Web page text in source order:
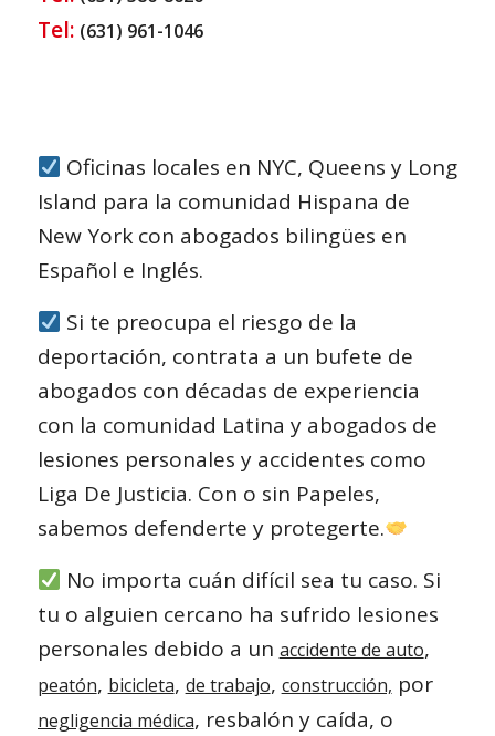
Tel: (631) 961-1046
Oficinas locales en NYC, Queens y Long
Island para la comunidad Hispana de
New York con abogados bilingües en
Español e Inglés.
Si te preocupa el riesgo de la
deportación, contrata a un bufete de
abogados con décadas de experiencia
con la comunidad Latina y abogados de
lesiones personales y accidentes como
Liga De Justicia. Con o sin Papeles,
sabemos defenderte y protegerte.
No importa cuán difícil sea tu caso. Si
tu o alguien cercano ha sufrido lesiones
personales debido a un accidente de auto,
peatón, bicicleta, de trabajo, construcción, por
negligencia médica, resbalón y caída, o